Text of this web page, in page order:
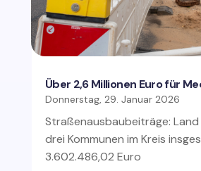
Über 2,6 Millionen Euro für
Donnerstag, 29. Januar 2026
Straßenausbaubeiträge:
drei Kommunen im Kreis
3.602.486,02 Euro